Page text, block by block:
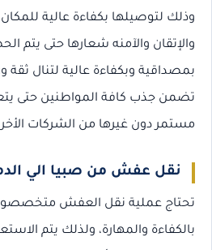
وذلك لتوصيلها بكفاءة عالية للمكان
والإتقان والآمنه شعارها حتى يتم
بمصداقية وبكفاءة عالية لتنال
تضمن جذب كافة المواطنين حتى
مستمر دون غيرها من الشركات
نقل عفش من صبيا الي
تحتاج عملية نقل العفش
بالكفاءة والمهارة، ولذلك يتم